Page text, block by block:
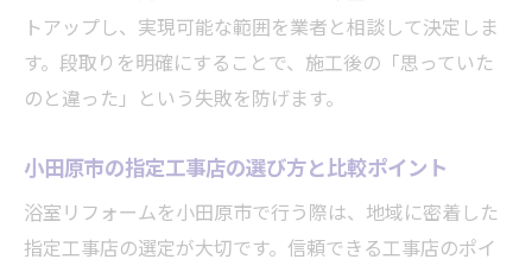
トアップし、実現可能な範囲を業者と相談して決定しま
す。段取りを明確にすることで、施工後の「思っていた
のと違った」という失敗を防げます。
小田原市の指定工事店の選び方と比較ポイント
浴室リフォームを小田原市で行う際は、地域に密着した
指定工事店の選定が大切です。信頼できる工事店のポイ